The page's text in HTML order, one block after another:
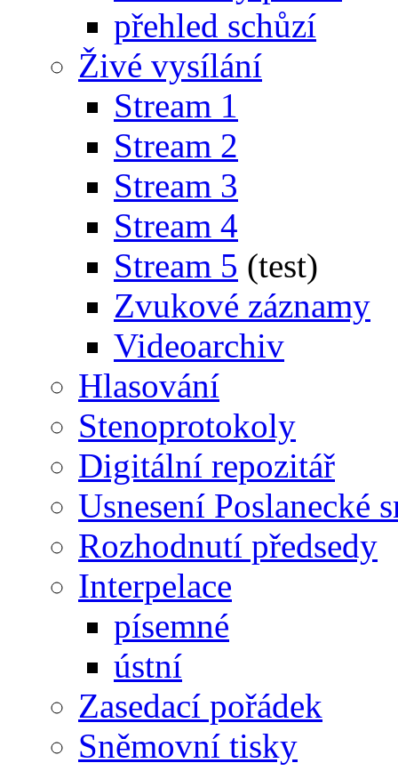
přehled schůzí
Živé vysílání
Stream 1
Stream 2
Stream 3
Stream 4
Stream 5 (test)
Zvukové záznamy
Videoarchiv
Hlasování
Stenoprotokoly
Digitální repozitář
Usnesení Poslanecké
Rozhodnutí předsedy
Interpelace
písemné
ústní
Zasedací pořádek
Sněmovní tisky